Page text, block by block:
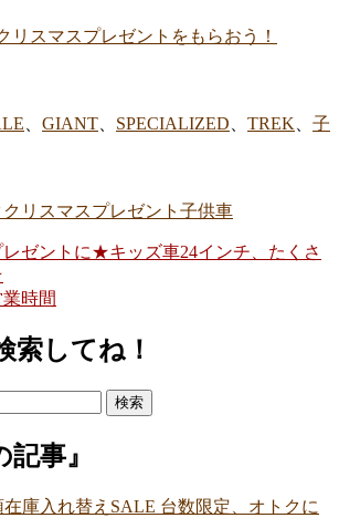
リスマスプレゼントをもらおう！
GIANT SPECIALIZED TREK
子
クリスマスプレゼント 子供車
レゼントに★キッズ車24インチ、たくさ
時間
索してね！
事』
在庫入れ替えSALE 台数限定、オトクに